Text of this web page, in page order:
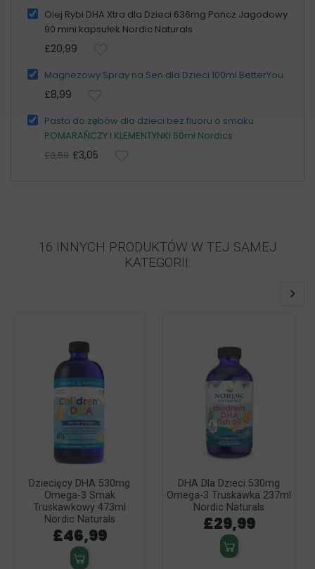
Olej Rybi DHA Xtra dla Dzieci 636mg Poncz Jagodowy
90 mini kapsułek Nordic Naturals
£20,99
Magnezowy Spray na Sen dla Dzieci 100ml BetterYou
£8,99
Pasta do zębów dla dzieci bez fluoru o smaku
POMARAŃCZY I KLEMENTYNKI 50ml Nordics
£3,59 £3,05
16 INNYCH PRODUKTÓW W TEJ SAMEJ
KATEGORII:
Dziecięcy DHA 530mg
Omega-3 Smak
Truskawkowy 473ml
Nordic Naturals
£46,99
DHA Dla Dzieci 530mg
Omega-3 Truskawka 237ml
Nordic Naturals
£29,99